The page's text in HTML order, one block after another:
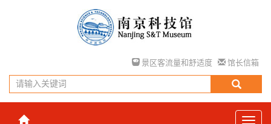
景区客流量和舒适度 馆长信箱